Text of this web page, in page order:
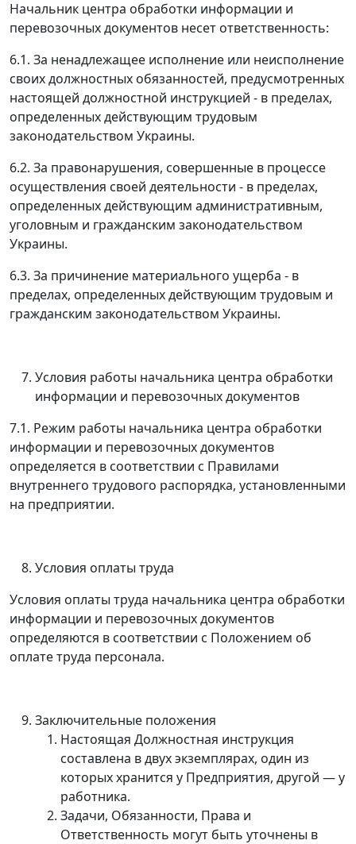
Начальник центра обработки информации и
перевозочных документов несет ответственность:
6.1. За ненадлежащее исполнение или неисполнение
своих должностных обязанностей, предусмотренных
настоящей должностной инструкцией - в пределах,
определенных действующим трудовым
законодательством Украины.
6.2. За правонарушения, совершенные в процессе
осуществления своей деятельности - в пределах,
определенных действующим административным,
уголовным и гражданским законодательством
Украины.
6.3. За причинение материального ущерба - в
пределах, определенных действующим трудовым и
гражданским законодательством Украины.
Условия работы начальника центра обработки
информации и перевозочных документов
7.1. Режим работы начальника центра обработки
информации и перевозочных документов
определяется в соответствии с Правилами
внутреннего трудового распорядка, установленными
на предприятии.
Условия оплаты труда
Условия оплаты труда начальника центра обработки
информации и перевозочных документов
определяются в соответствии с Положением об
оплате труда персонала.
Заключительные положения
Настоящая Должностная инструкция
составлена в двух экземплярах, один из
которых хранится у Предприятия, другой —у
работника.
Задачи, Обязанности, Права и
Ответственность могут быть уточнены в